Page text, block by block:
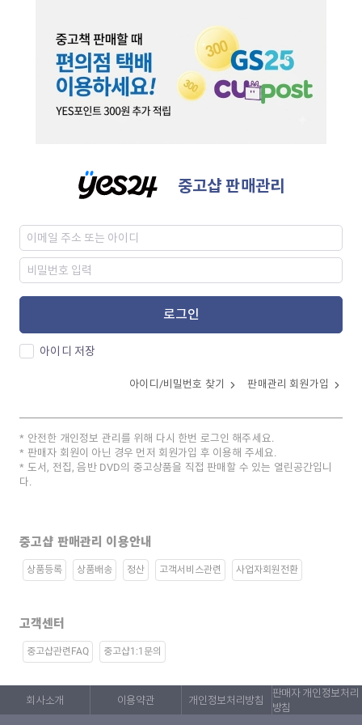
중고샵 판매관리
로그인
아이디 저장
아이디/비밀번호 찾기 판매관리 회원가입
안전한 개인정보 관리를 위해 다시 한번 로그인 해주세요.
판매자 회원이 아닌 경우 먼저 회원가입 후 이용해 주세요.
도서, 전집, 음반 DVD의 중고상품을 직접 판매할 수 있는 열린공간입니
다.
중고샵 판매관리 이용안내
상품등록 상품배송 정산 고객서비스관련 사업자회원전환
고객센터
중고샵관련FAQ 중고샵1:1문의
회사소개 이용약관 개인정보처리방침
판매자 개인정보처리
방침